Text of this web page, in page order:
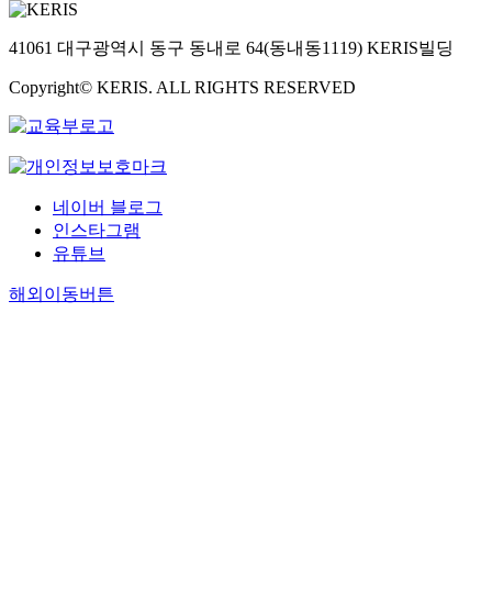
41061 대구광역시 동구 동내로 64(동내동1119) KERIS빌딩
Copyright© KERIS. ALL RIGHTS RESERVED
네이버 블로그
인스타그램
유튜브
해외이동버튼